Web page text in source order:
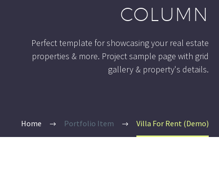
COLUMN
Perfect template for showcasing your real estate
properties & more. Project sample page with grid
gallery & property's details.
Home Portfolio Item Villa For Rent (Demo)